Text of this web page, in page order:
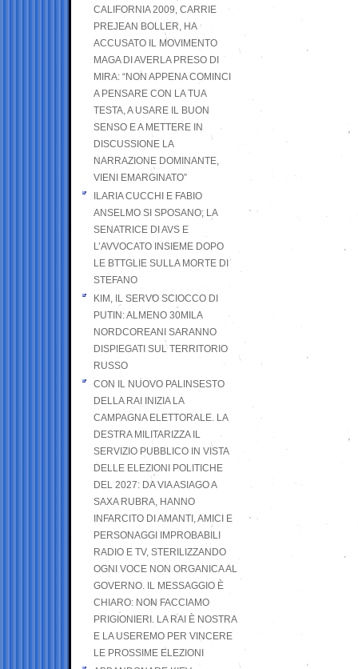
CALIFORNIA 2009, CARRIE
PREJEAN BOLLER, HA
ACCUSATO IL MOVIMENTO
MAGA DI AVERLA PRESO DI
MIRA: “NON APPENA COMINCI
A PENSARE CON LA TUA
TESTA, A USARE IL BUON
SENSO E A METTERE IN
DISCUSSIONE LA
NARRAZIONE DOMINANTE,
VIENI EMARGINATO”
ILARIA CUCCHI E FABIO
ANSELMO SI SPOSANO; LA
SENATRICE DI AVS E
L’AVVOCATO INSIEME DOPO
LE BTTGLIE SULLA MORTE DI
STEFANO
KIM, IL SERVO SCIOCCO DI
PUTIN: ALMENO 30MILA
NORDCOREANI SARANNO
DISPIEGATI SUL TERRITORIO
RUSSO
CON IL NUOVO PALINSESTO
DELLA RAI INIZIA LA
CAMPAGNA ELETTORALE. LA
DESTRA MILITARIZZA IL
SERVIZIO PUBBLICO IN VISTA
DELLE ELEZIONI POLITICHE
DEL 2027: DA VIA ASIAGO A
SAXA RUBRA, HANNO
INFARCITO DI AMANTI, AMICI E
PERSONAGGI IMPROBABILI
RADIO E TV, STERILIZZANDO
OGNI VOCE NON ORGANICA AL
GOVERNO. IL MESSAGGIO È
CHIARO: NON FACCIAMO
PRIGIONIERI. LA RAI È NOSTRA
E LA USEREMO PER VINCERE
LE PROSSIME ELEZIONI